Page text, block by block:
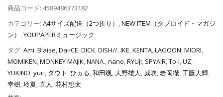
商品コード: 4589486373182
カテゴリー: A4サイズ配送（2つ折り） ,NEW ITEM（タブロイド・マガジ
ン） ,YOUPAPERミュージック
タグ: Ami,Blaise,Da-iCE,DICK,DISH//,IKE,KENTA,LAGOON,MIORI,
MOMIKEN,MONKEY MAJIK,NANA.,nano,RYUJI, SPYAIR,To-i,UZ,
YUKINO,yuri, ダウト ,ひヵる,和田颯, 大野雄大, 威吹,岩岡徹,工藤大輝,
幸樹,玲夏,直人,花村想太